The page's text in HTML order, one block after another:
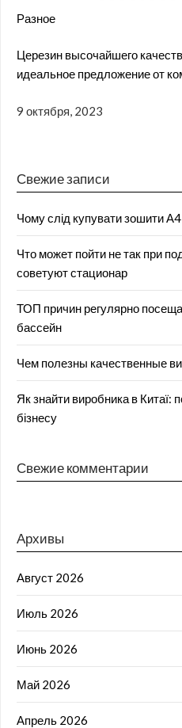
Разное
Церезин высочайшего
идеальное предложение от
9 октября, 2023
Свежие записи
Чому слід купувати зошити
Что может пойти не так при
советуют стационар
ТОП причин регулярно
бассейн
Чем полезны качественные
Як знайти виробника в Китаї:
бізнесу
Свежие комментарии
Архивы
Август 2026
Июль 2026
Июнь 2026
Май 2026
Апрель 2026